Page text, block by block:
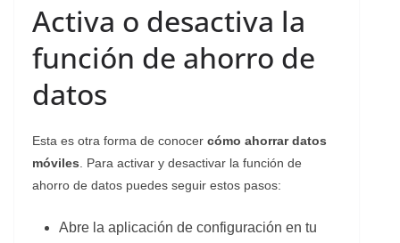
Activa o desactiva la
función de ahorro de
datos
Esta es otra forma de conocer cómo ahorrar datos
móviles . Para activar y desactivar la función de
ahorro de datos puedes seguir estos pasos:
Abre la aplicación de configuración en tu